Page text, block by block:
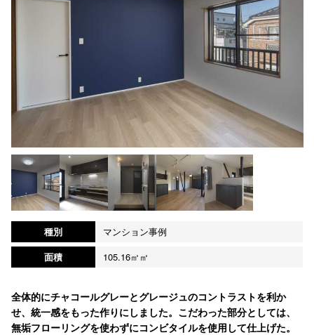
種別
マンション事例
面積
105.16㎡㎡
全体的にチャコールグレーとグレージュのコントラストを利か
せ、統一感をもった作りにしました。こだわった部分としては、
無垢フローリングを使わずにコンビタイルを使用して仕上げた。